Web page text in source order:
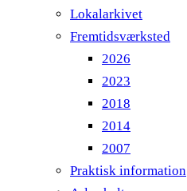
Lokalarkivet
Fremtidsværksted
2026
2023
2018
2014
2007
Praktisk information